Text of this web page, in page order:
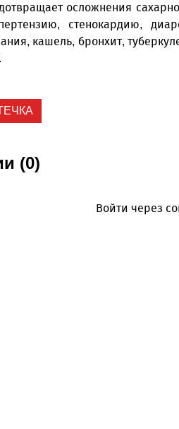
осложнения
стенокардию,
кашель, бронхит,
(0)
Войти через